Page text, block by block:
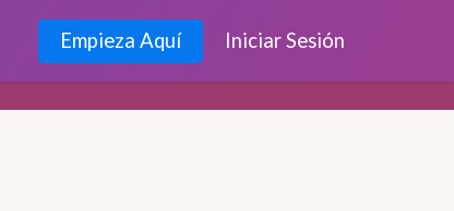
Empieza Aquí Iniciar Sesión